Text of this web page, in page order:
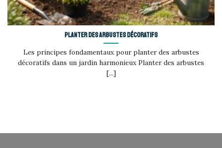
Planter des arbustes décoratifs
Les principes fondamentaux pour planter des arbustes
décoratifs dans un jardin harmonieux Planter des arbustes
[...]